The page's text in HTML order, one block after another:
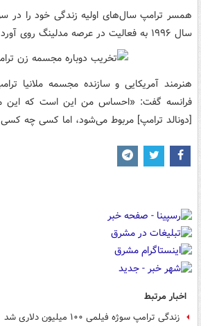
همسر ترامپ سال‌های اولیه زندگی خود را در
سال ۱۹۹۶ به فعالیت در عرصه مدلینگ روی آورد و به آمریکا مهاجرت کرد.
هنرمند آمریکایی و سازنده مجسمه ملانیا
فرانسه گفت: «احساس من این است که این
[دونالد ترامپ] مربوط می‌شود، اما کسی چه
اخبار مرتبط
زندگی ترامپ سوژه فیلمی ۱۰۰ میلیون دلاری شد